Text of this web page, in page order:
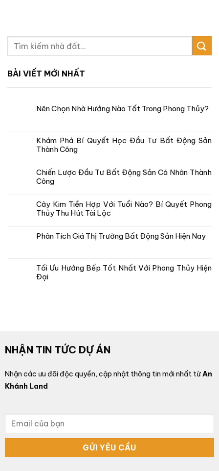
BÀI VIẾT MỚI NHẤT
Nên Chọn Nhà Hướng Nào Tốt Trong Phong Thủy?
Khám Phá Bí Quyết Học Đầu Tư Bất Động Sản
Thành Công
Chiến Lược Đầu Tư Bất Động Sản Cá Nhân Thành
Công
Cây Kim Tiền Hợp Với Tuổi Nào? Bí Quyết Phong
Thủy Thu Hút Tài Lộc
Phân Tích Giá Thị Trường Bất Động Sản Hiện Nay
Tối Ưu Hướng Bếp Tốt Nhất Với Phong Thủy Hiện
Đại
NHẬN TIN TỨC DỰ ÁN
Nhận các ưu đãi độc quyền, cập nhật thông tin mới nhất từAn
Khánh Land